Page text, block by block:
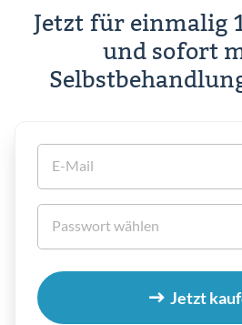
Jetzt für einmalig
und sofort
Jetzt